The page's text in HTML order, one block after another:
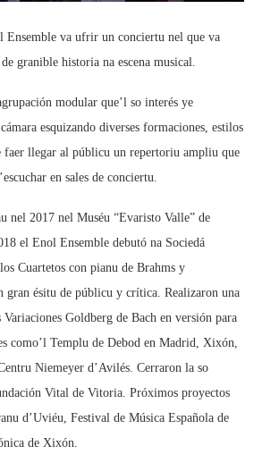
Ensemble va ufrir un conciertu nel que va
granible historia na escena musical.
modular que’l so interés ye
esquizando diverses formaciones, estilos
faer llegar al públicu un repertoriu ampliu que
en sales de conciertu.
nel 2017 nel Muséu “Evaristo Valle” de
el Enol Ensemble debutó na Sociedá
Cuartetos con pianu de Brahms y
gran ésitu de públicu y crítica. Realizaron una
Variaciones Goldberg de Bach en versión para
como’l Templu de Debod en Madrid, Xixón,
Niemeyer d’Avilés. Cerraron la so
Vital de Vitoria. Próximos proyectos
d’Uviéu, Festival de Música Española de
de Xixón.